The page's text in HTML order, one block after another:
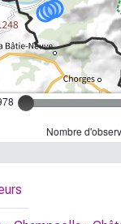
Nombre